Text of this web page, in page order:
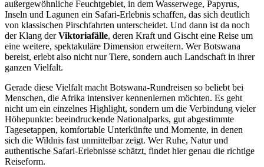
außergewöhnliche Feuchtgebiet, in dem Wasserwege, Papyrus,
Inseln und Lagunen ein Safari-Erlebnis schaffen, das sich deutlich
von klassischen Pirschfahrten unterscheidet. Und dann ist da noch
der Klang derViktoriafälle, deren Kraft und Gischt eine Reise um
eine weitere, spektakuläre Dimension erweitern. Wer Botswana
bereist, erlebt also nicht nur Tiere, sondern auch Landschaft in ihrer
ganzen Vielfalt.
Gerade diese Vielfalt macht Botswana-Rundreisen so beliebt bei
Menschen, die Afrika intensiver kennenlernen möchten. Es geht
nicht um ein einzelnes Highlight, sondern um die Verbindung vieler
Höhepunkte: beeindruckende Nationalparks, gut abgestimmte
Tagesetappen, komfortable Unterkünfte und Momente, in denen
sich die Wildnis fast unmittelbar zeigt. Wer Ruhe, Natur und
authentische Safari-Erlebnisse schätzt, findet hier genau die richtige
Reiseform.